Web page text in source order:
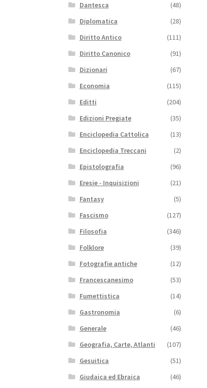
Dantesca
(48)
Diplomatica
(28)
Diritto Antico
(111)
Diritto Canonico
(91)
Dizionari
(67)
Economia
(115)
Editti
(204)
Edizioni Pregiate
(35)
Enciclopedia Cattolica
(13)
Enciclopedia Treccani
(2)
Epistolografia
(96)
Eresie - Inquisizioni
(21)
Fantasy
(5)
Fascismo
(127)
Filosofia
(346)
Folklore
(39)
Fotografie antiche
(12)
Francescanesimo
(53)
Fumettistica
(14)
Gastronomia
(6)
Generale
(46)
Geografia, Carte, Atlanti
(107)
Gesuitica
(51)
Giudaica ed Ebraica
(46)